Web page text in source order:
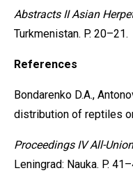
Abstracts II Asian
Turkmenistan. P. 20–21.
References
Bondarenko D.A.,
distribution of reptiles
Proceedings IV All-Union
Leningrad: Nauka. P.